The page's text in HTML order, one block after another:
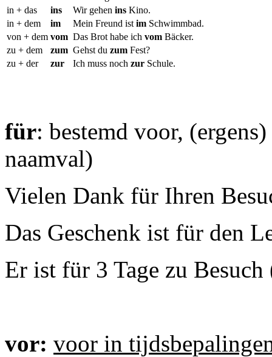
in + das
ins Wir gehen ins Kino.
in + dem
im Mein Freund ist im Schwimmbad.
von + dem vom Das Brot habe ich vom Bäcker.
zu + dem
zum Gehst du zum Fest?
zu + der
zur Ich muss noch zur Schule.
für: bestemd voor,
naamval)
Vielen Dank für Ihren
Das Geschenk ist für den
Er ist für 3 Tage zu
vor: voor in